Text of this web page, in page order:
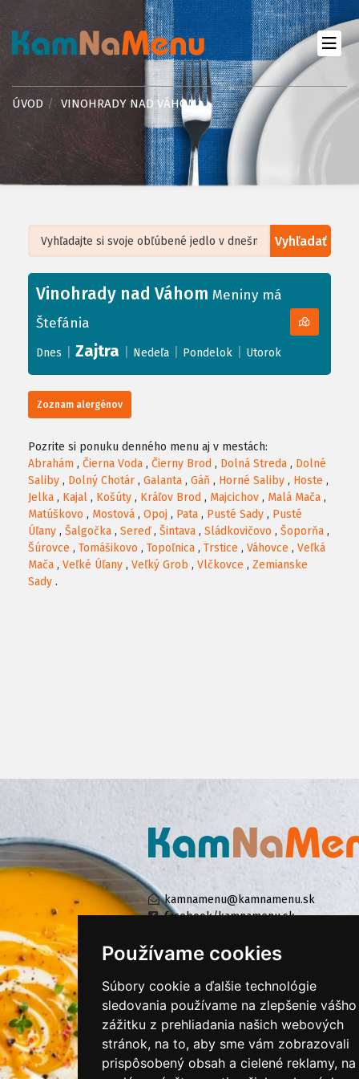
Používame cookies
Súbory cookie a ďalšie technológie
sledovania používame na zlepšenie vášho
zážitku z prehliadania našich webových
stránok, na to, aby sme vám zobrazovali
prispôsobený obsah a cielené reklamy, na
ÚVOD VINOHRADY NAD VÁHOM
Vyhľadať
+
−
Leaflet| ©OpenStreetMap, Tiles courtesy ofHumanitarian OpenStreetMap
Vinohrady nad Váhom Meniny má
Štefánia
Dnes Zajtra Nedeľa Pondelok Utorok
Zoznam alergénov
Pozrite si ponuku denného menu aj v mestách:
Abrahám , Čierna Voda , Čierny Brod , Dolná Streda , Dolné
Saliby , Dolný Chotár , Galanta , Gáň , Horné Saliby , Hoste ,
Jelka , Kajal , Košúty , Kráľov Brod , Majcichov , Malá Mača ,
Matúškovo , Mostová , Opoj , Pata , Pusté Sady , Pusté
Úľany , Šalgočka , Sereď, Šintava , Sládkovičovo , Šoporňa ,
Šúrovce , Tomášikovo , Topoľnica , Trstice , Váhovce , Veľká
Mača , Veľké Úľany , Veľký Grob , Vlčkovce , Zemianske
Sady .
kamnamenu@kamnamenu.sk
facebook/kamnamenu.sk
KONTAKTUJTE NÁS
PRIHLÁSIŤ SA DO ZÁKAZNÍCKEJ ZÓNY